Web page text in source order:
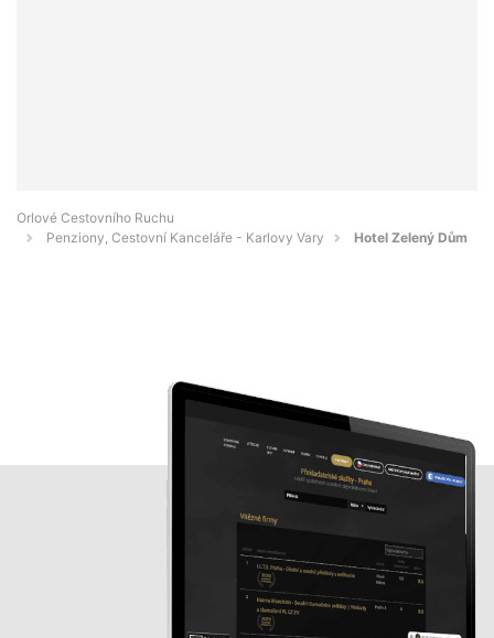
Orlové Cestovního Ruchu
Penziony, Cestovní Kanceláře - Karlovy Vary
Hotel Zelený Dům